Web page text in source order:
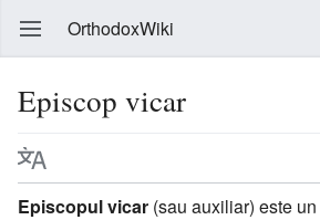
OrthodoxWiki
Episcop vicar
Episcopul vicar (sau auxiliar) este un